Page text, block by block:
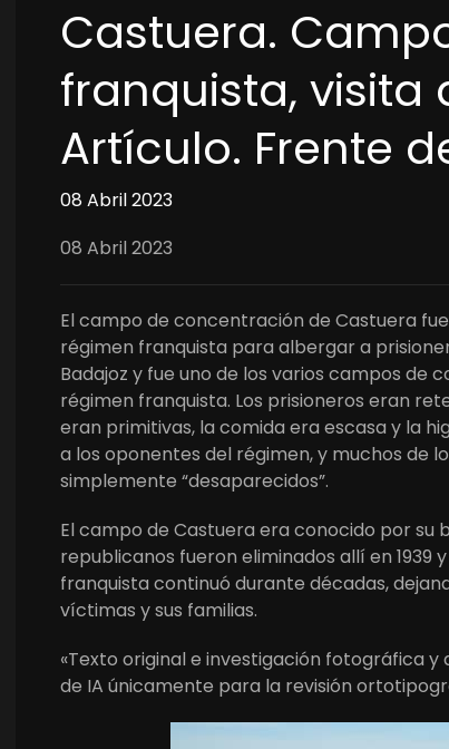
Castuera.
franquista, visita
Artículo. Frente
08 Abril 2023
08 Abril 2023
El campo de concentración de Castuera
régimen franquista para albergar a
Badajoz y fue uno de los varios campos de
régimen franquista. Los prisioneros eran
eran primitivas, la comida era escasa y la
a los oponentes del régimen, y muchos de
simplemente “desaparecidos”.
El campo de Castuera era conocido por su
republicanos fueron eliminados allí en 1939
franquista continuó durante décadas,
víctimas y sus familias.
«Texto original e investigación fotográfica
de IA únicamente para la revisión